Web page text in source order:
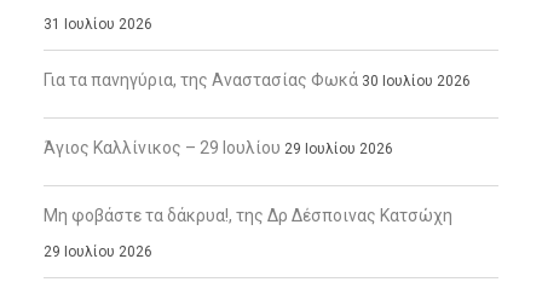
31 Ιουλίου 2026
Για τα πανηγύρια, της Αναστασίας Φωκά 30 Ιουλίου 2026
Άγιος Καλλίνικος – 29 Ιουλίου 29 Ιουλίου 2026
Μη φοβάστε τα δάκρυα!, της Δρ Δέσποινας Κατσώχη
29 Ιουλίου 2026